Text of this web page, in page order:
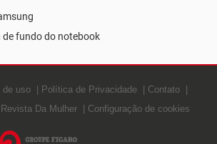
de fundo do notebook
de uso Política de Privacidade
Contato
Da Mulher Configuração de cookies